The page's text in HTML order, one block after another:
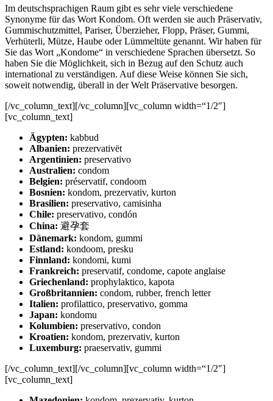
Im deutschsprachigen Raum gibt es sehr viele verschiedene
Synonyme für das Wort Kondom. Oft werden sie auch Präservativ,
Gummischutzmittel, Pariser, Überzieher, Flopp, Präser, Gummi,
Verhüterli, Mütze, Haube oder Lümmeltüte genannt. Wir haben für
Sie das Wort „Kondome“ in verschiedene Sprachen übersetzt. So
haben Sie die Möglichkeit, sich in Bezug auf den Schutz auch
international zu verständigen. Auf diese Weise können Sie sich,
soweit notwendig, überall in der Welt Präservative besorgen.
[/vc_column_text][/vc_column][vc_column width=“1/2″]
[vc_column_text]
Ägypten: kabbud
Albanien: prezervativët
Argentinien: preservativo
Australien: condom
Belgien: préservatif, condoom
Bosnien: kondom, prezervativ, kurton
Brasilien: preservativo, camisinha
Chile: preservativo, condón
China: 避孕套
Dänemark: kondom, gummi
Estland: kondoom, presku
Finnland: kondomi, kumi
Frankreich: preservatif, condome, capote anglaise
Griechenland: prophylaktico, kapota
Großbritannien: condom, rubber, french letter
Italien: profilattico, preservativo, gomma
Japan: kondomu
Kolumbien: preservativo, condon
Kroatien: kondom, prezervativ, kurton
Luxemburg: praeservativ, gummi
[/vc_column_text][/vc_column][vc_column width=“1/2″]
[vc_column_text]